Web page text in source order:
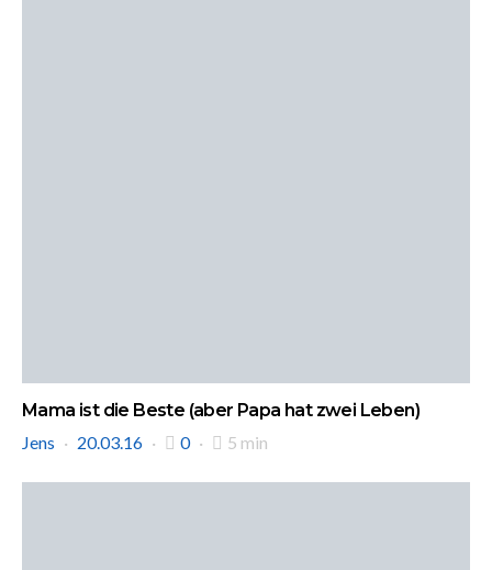
Mama ist die Beste (aber Papa hat zwei Leben)
Jens
20.03.16 0 5 min